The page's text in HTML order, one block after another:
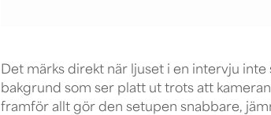
Det märks direkt när ljuset i en intervju
bakgrund som ser platt ut trots att
framför allt gör den setupen snabbare,